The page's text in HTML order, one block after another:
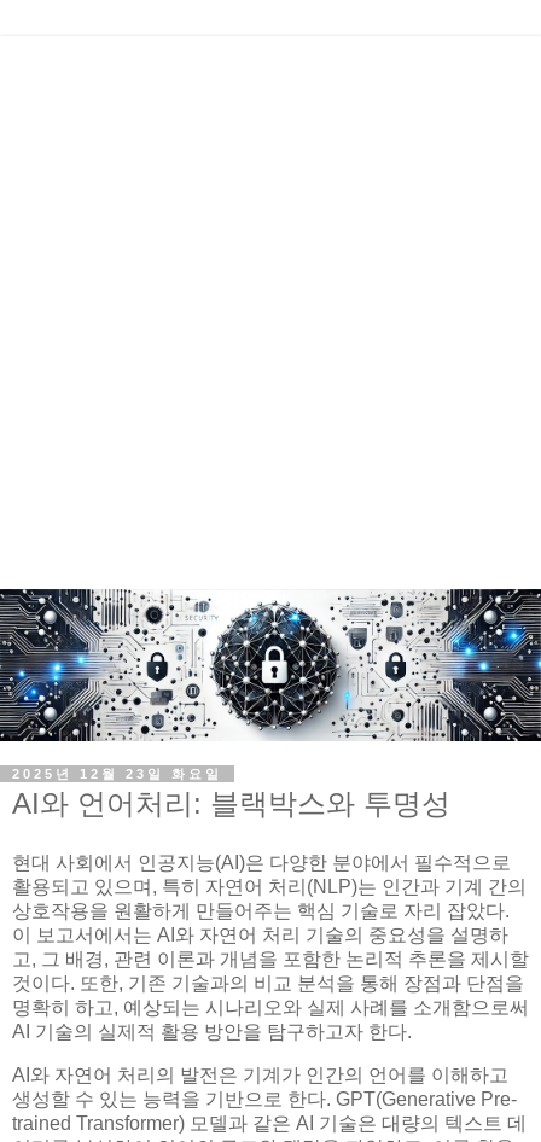
2025년 12월 23일 화요일
AI와 언어처리: 블랙박스와 투명성
현대 사회에서 인공지능(AI)은 다양한 분야에서 필수적으로
활용되고 있으며, 특히 자연어 처리(NLP)는 인간과 기계 간의
상호작용을 원활하게 만들어주는 핵심 기술로 자리 잡았다.
이 보고서에서는 AI와 자연어 처리 기술의 중요성을 설명하
고, 그 배경, 관련 이론과 개념을 포함한 논리적 추론을 제시할
것이다. 또한, 기존 기술과의 비교 분석을 통해 장점과 단점을
명확히 하고, 예상되는 시나리오와 실제 사례를 소개함으로써
AI 기술의 실제적 활용 방안을 탐구하고자 한다.
AI와 자연어 처리의 발전은 기계가 인간의 언어를 이해하고
생성할 수 있는 능력을 기반으로 한다. GPT(Generative Pre-
trained Transformer) 모델과 같은 AI 기술은 대량의 텍스트 데